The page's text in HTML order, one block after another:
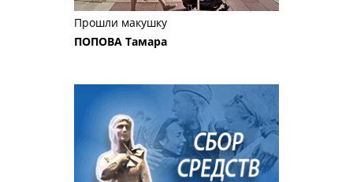
Прошли макушку
ПОПОВА Тамара